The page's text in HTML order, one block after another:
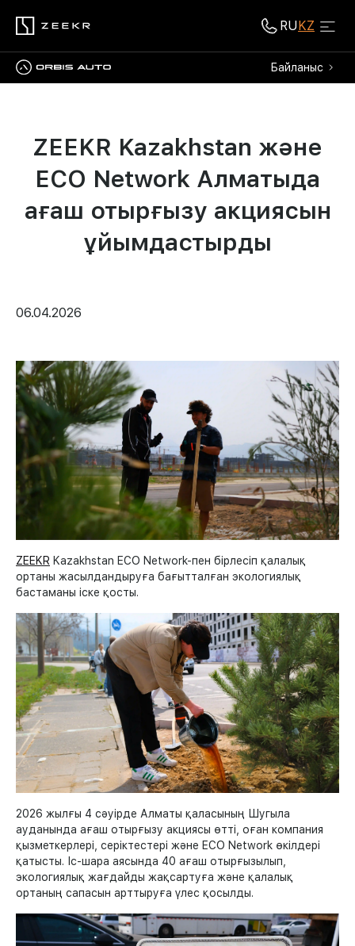
RUKZ
Байланыс
ZEEKR Kazakhstan және
ECO Network Алматыда
ағаш отырғызу акциясын
ұйымдастырды
06.04.2026
ZEEKR Kazakhstan ECO Network-пен бірлесіп қалалық
ортаны жасылдандыруға бағытталған экологиялық
бастаманы іске қосты.
2026 жылғы 4 сәуірде Алматы қаласының Шугыла
ауданында ағаш отырғызу акциясы өтті, оған компания
қызметкерлері, серіктестері және ECO Network өкілдері
қатысты. Іс-шара аясында 40 ағаш отырғызылып,
экологиялық жағдайды жақсартуға және қалалық
ортаның сапасын арттыруға үлес қосылды.